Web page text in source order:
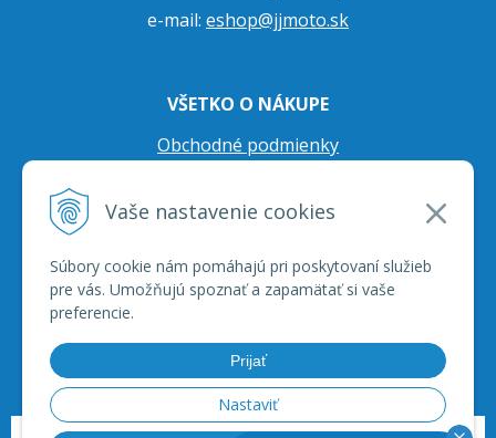
Vaše nastavenie cookies
Súbory cookie nám pomáhajú pri poskytovaní služieb
pre vás. Umožňujú spoznať a zapamätať si vaše
preferencie.
Prijať
Nastaviť
e-mail: eshop@jjmoto.sk
VŠETKO O NÁKUPE
Obchodné podmienky
Prepravné podmienky